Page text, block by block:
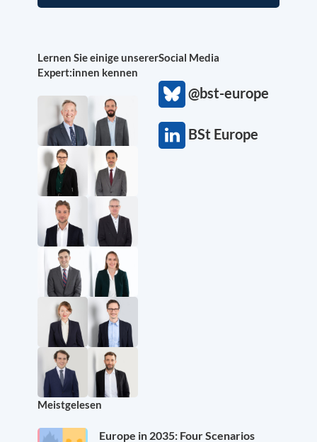
Lernen Sie einige unserer
Expert:innen kennen
Social Media
@bst-europe
BSt Europe
Meistgelesen
Europe in 2035: Four Scenarios